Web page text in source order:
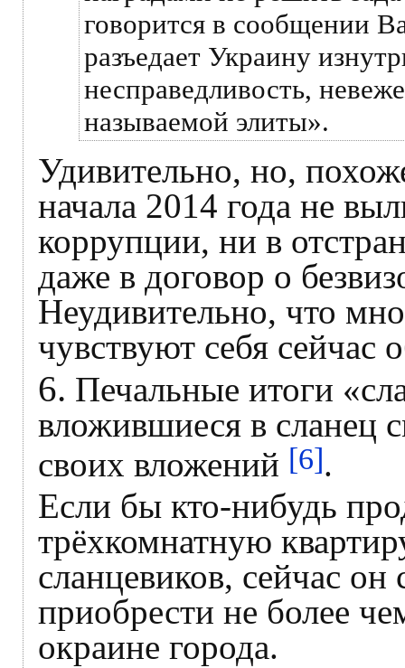
говорится в сообщении
разъедает Украину
несправедливость,
называемой элиты».
Удивительно, но,
начала 2014 года не
коррупции, ни в
даже в договор о
Неудивительно, что
чувствуют себя сейчас
6. Печальные итоги
вложившиеся в сланец
своих вложений [6].
Если бы кто-нибудь
трёхкомнатную
сланцевиков, сейчас он
приобрести не более
окраине города.